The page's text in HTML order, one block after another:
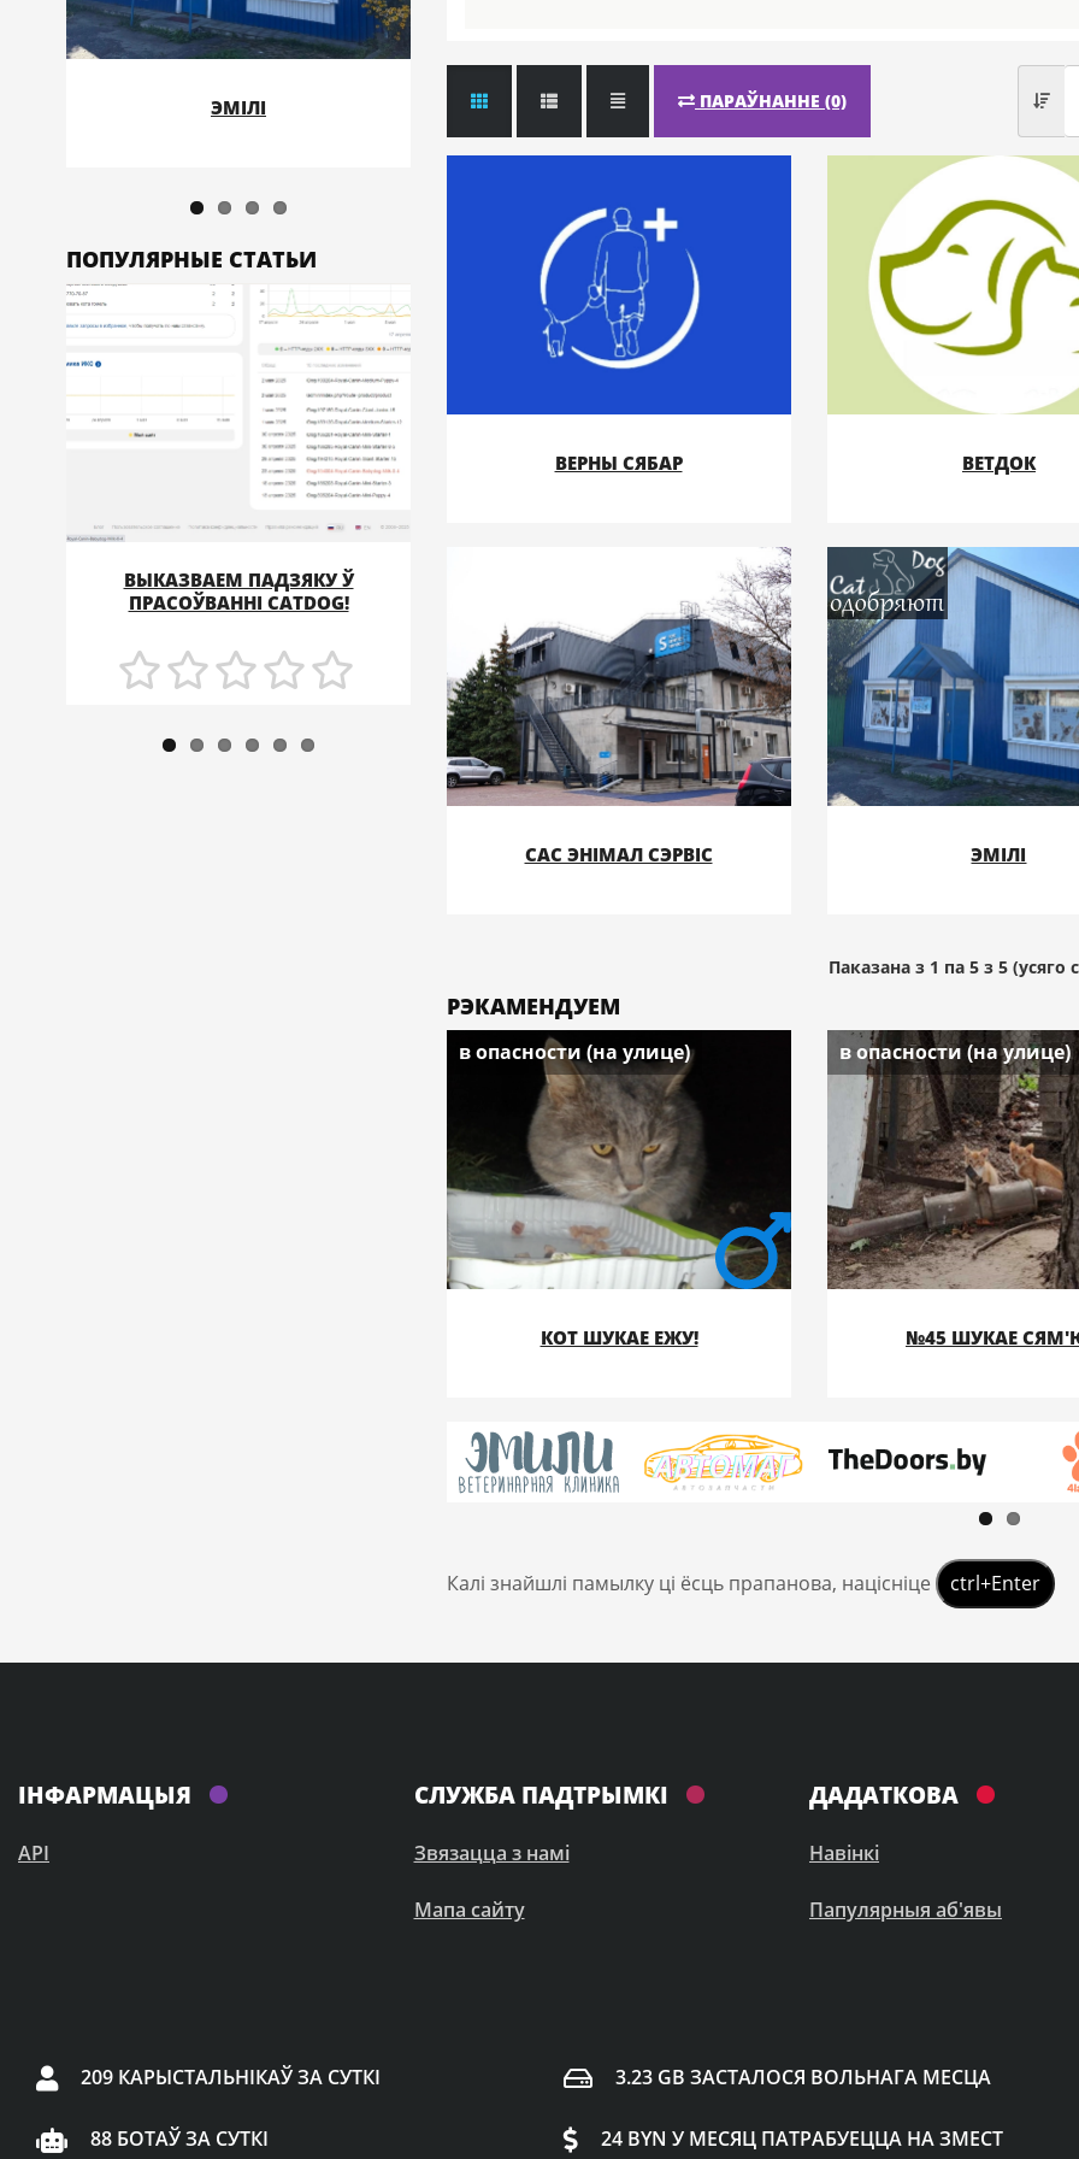
ЭМІЛІ №28
ПОПУЛЯРНЫЕ СТАТЬИ
ПОДРОБНЕЕ
ВЫКАЗВАЕМ ПАДЗЯКУ Ў
ПРАСОЎВАННІ CATDOG!
ПОДРОБНЕЕ
СТВАРЭННЕ ПРЫТУЛКУ І (АБО)
ПУНКТА ЧАСОВАГА ЎТРЫМАННЯ
ЖЫВЁЛ "CATDOG"!
ПОДРОБНЕЕ
ДЗЕ (НЕ)КУПЛЯЦЬ
ЖЫВЁЛІН?
ПАРАЎНАННЕ (0)
ВЕРНЫ СЯБАР ВЕТДОК
САС ЭНІМАЛ СЭРВІС ЭМІЛІ
Паказана з 1 па 5 з 5 (усяго
РЭКАМЕНДУЕМ
в опасности (на улице)
КОТ ШУКАЕ ЕЖУ!
в опасности (на улице)
№45 ШУКАЕ
Калі знайшлі памылку ці ёсць прапанова, націсніце ctrl+Enter
ІНФАРМАЦЫЯ
API
СЛУЖБА ПАДТРЫМКІ
Звязацца з намі
Мапа сайту
ДАДАТКОВА
Навінкі
Папулярныя аб'явы
209 КАРЫСТАЛЬНІКАЎ ЗА СУТКІ
88 БОТАЎ ЗА СУТКІ
3.23 GB ЗАСТАЛОСЯ ВОЛЬНАГА МЕСЦА
24 BYN У МЕСЯЦ ПАТРАБУЕЦЦА НА ЗМЕСТ